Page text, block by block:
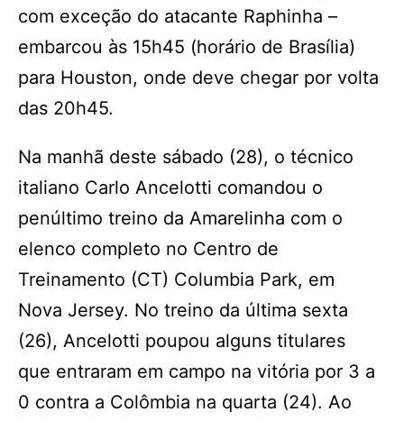
com exceção do atacante Raphinha –
embarcou às 15h45 (horário de Brasília)
para Houston, onde deve chegar por volta
das 20h45.
Na manhã deste sábado (28), o técnico
italiano Carlo Ancelotti comandou o
penúltimo treino da Amarelinha com o
elenco completo no Centro de
Treinamento (CT) Columbia Park, em
Nova Jersey. No treino da última sexta
(26), Ancelotti poupou alguns titulares
que entraram em campo na vitória por 3 a
0 contra a Colômbia na quarta (24). Ao